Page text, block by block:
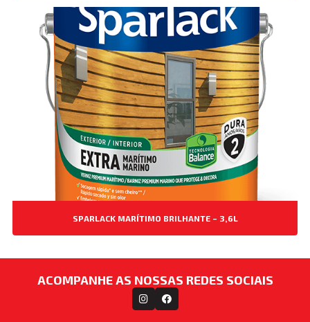
SPARLACK MARÍTIMO BRILHANTE – 3,6L
ACOMPANHE AS NOSSAS REDES SOCIAIS